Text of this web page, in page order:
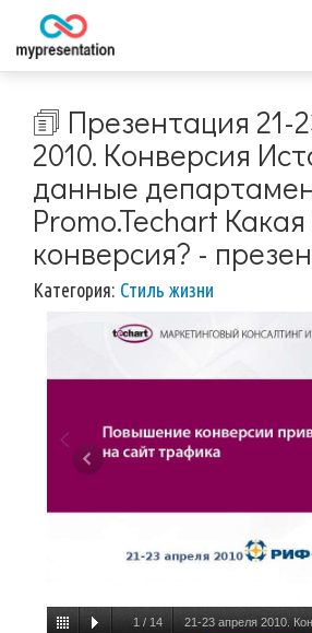
🗊 Презентация 21-
2010. Конверсия
данные
Promo.Techart
конверсия? -
Категория: Стиль жизни
1 / 14 21-23 апреля 2010.